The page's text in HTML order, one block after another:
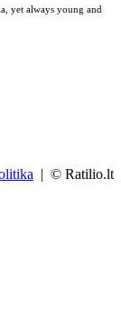
yet always young and
| © Ratilio.lt